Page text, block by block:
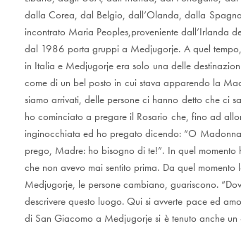
dalla Corea, dal Belgio, dall’Olanda, dalla
incontrato Maria Peoples,proveniente dall’Irlanda
dal 1986 porta gruppi a Medjugorje. A quel
in Italia e Medjugorje era solo una delle
come di un bel posto in cui stava apparendo la
siamo arrivati, delle persone ci hanno detto che ci
ho cominciato a pregare il Rosario che, fino ad
inginocchiata ed ho pregato dicendo: “O
prego, Madre: ho bisogno di te!”. In quel
che non avevo mai sentito prima. Da quel
Medjugorje, le persone cambiano, guariscono.
descrivere questo luogo. Qui si avverte pace ed
di San Giacomo a Medjugorje si è tenuto anche